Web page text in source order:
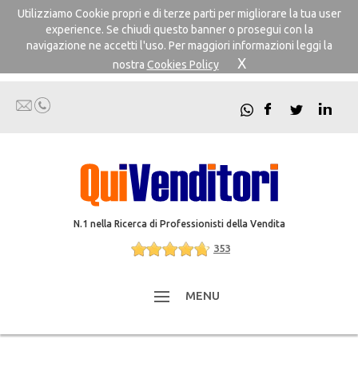
Utilizziamo Cookie propri e di terze parti per migliorare la tua user
experience. Se chiudi questo banner o prosegui con la
navigazione ne accetti l'uso. Per maggiori informazioni leggi la
nostra Cookies Policy X
N.1 nella Ricerca di Professionisti della Vendita
353
MENU